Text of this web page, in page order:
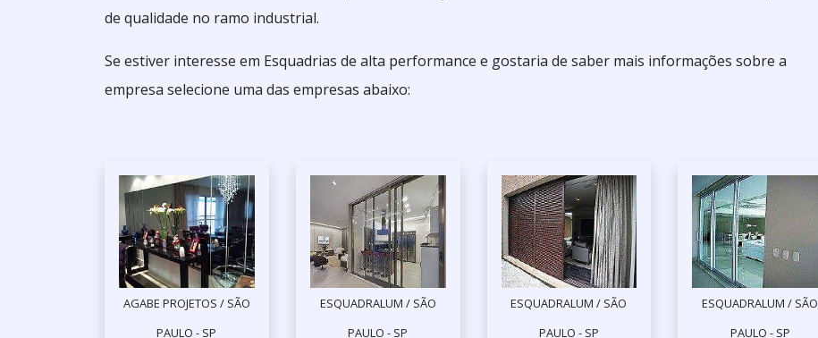
de qualidade no ramo industrial.
Se estiver interesse em Esquadrias de alta performance e gostaria de saber mais informações sobre a
empresa selecione uma das empresas abaixo:
AGABE PROJETOS / SÃO
PAULO - SP
ESQUADRALUM / SÃO
PAULO - SP
ESQUADRALUM / SÃO
PAULO - SP
ESQUADRALUM / SÃO
PAULO - SP